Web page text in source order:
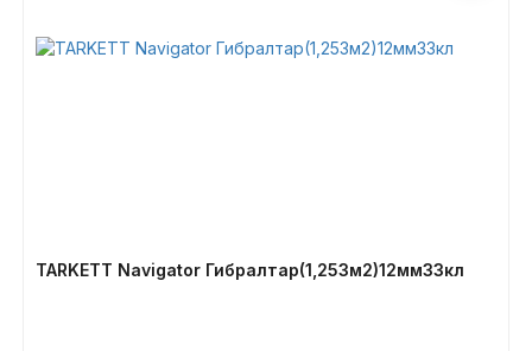
TARKETT Navigator Гибралтар(1,253м2)12мм33кл